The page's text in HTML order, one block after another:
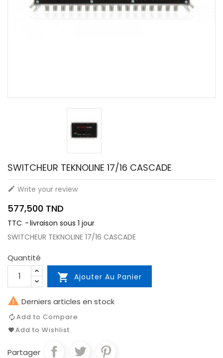
SWITCHEUR TEKNOLINE 17/16 CASCADE
 Write your review
577,500 TND
TTC
livraison sous 1 jour
SWITCHEUR TEKNOLINE 17/16 CASCADE
Quantité
 Ajouter Au Panier
 Derniers articles en stock
Add to Compare
Add to Wishlist
Partager